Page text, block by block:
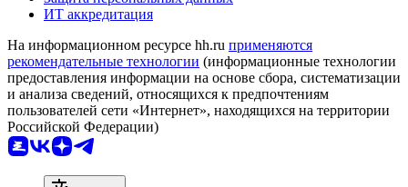
ИТ аккредитация
На информационном ресурсе hh.ru применяются
рекомендательные технологии (информационные технологии
предоставления информации на основе сбора, систематизации
и анализа сведений, относящихся к предпочтениям
пользователей сети «Интернет», находящихся на территории
Российской Федерации)